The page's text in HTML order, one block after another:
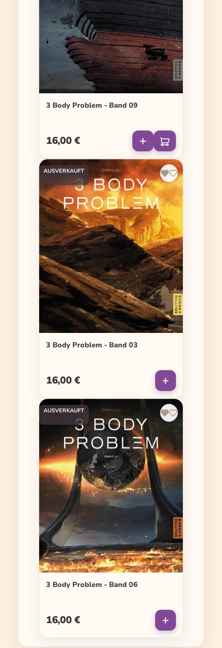
3 Body Problem - Band 09
Regulärer Preis:
16,00 €
AUSVERKAUFT
3 Body Problem - Band 03
Regulärer Preis:
16,00 €
AUSVERKAUFT
3 Body Problem - Band 06
Regulärer Preis:
16,00 €